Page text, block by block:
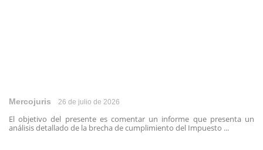
Mercojuris 26 de julio de 2026
El objetivo del presente es comentar un informe que presenta un
análisis detallado de la brecha de cumplimiento del Impuesto ...